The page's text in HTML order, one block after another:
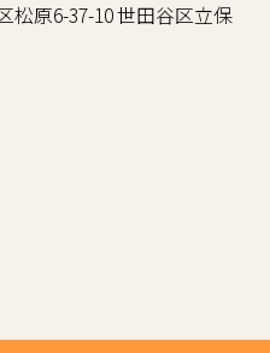
松原6-37-10 世田谷区立保